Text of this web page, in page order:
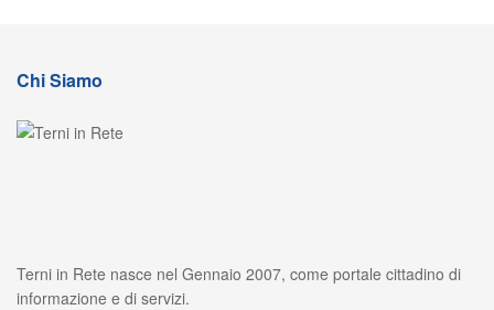
Chi Siamo
Terni in Rete nasce nel Gennaio 2007, come portale cittadino di
informazione e di servizi.